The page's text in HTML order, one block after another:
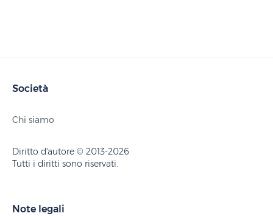
Società
Chi siamo
Diritto d'autore © 2013-2026
Tutti i diritti sono riservati.
Note legali